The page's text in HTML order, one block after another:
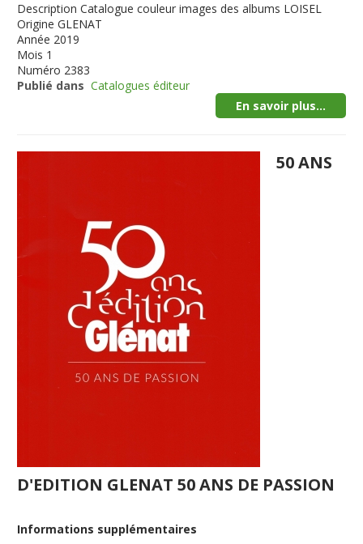
Description Catalogue couleur images des albums LOISEL
Origine GLENAT
Année 2019
Mois 1
Numéro 2383
Publié dans Catalogues éditeur
En savoir plus...
50 ANS
D'EDITION GLENAT 50 ANS DE PASSION
Informations supplémentaires